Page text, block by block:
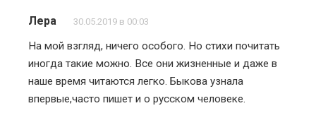
Лера 30.05.2019 в 00:03
На мой взгляд, ничего особого. Но стихи почитать
иногда такие можно. Все они жизненные и даже в
наше время читаются легко. Быкова узнала
впервые,часто пишет и о русском человеке.